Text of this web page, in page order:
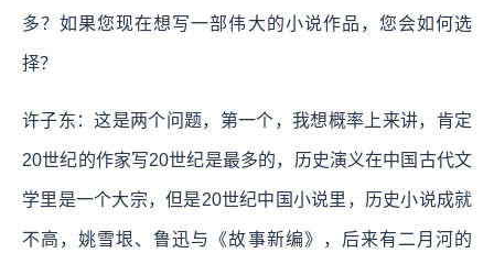
多？如果您现在想写一部伟大的小说作品，您会如何选
择？
许子东：这是两个问题，第一个，我想概率上来讲，肯定
20世纪的作家写20世纪是最多的，历史演义在中国古代文
学里是一个大宗，但是20世纪中国小说里，历史小说成就
不高，姚雪垠、鲁迅与《故事新编》，后来有二月河的